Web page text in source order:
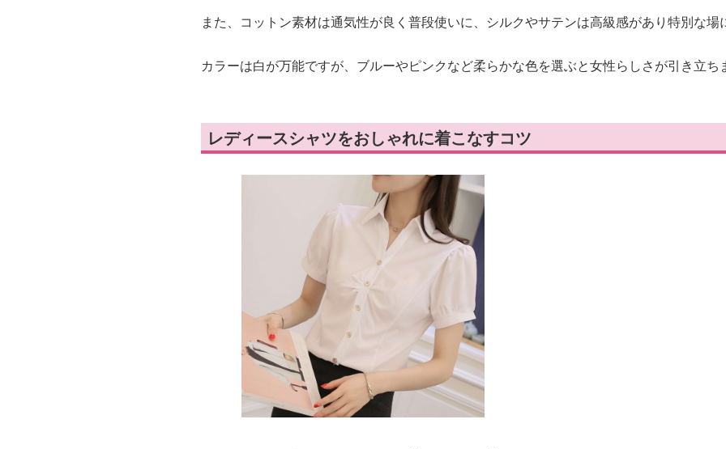
また、コットン素材は通気性が良く普段使いに、シルクやサテンは高級感があり特別な場
カラーは白が万能ですが、ブルーやピンクなど柔らかな色を選ぶと女性らしさが引き立ち
レディースシャツをおしゃれに着こなすコツ